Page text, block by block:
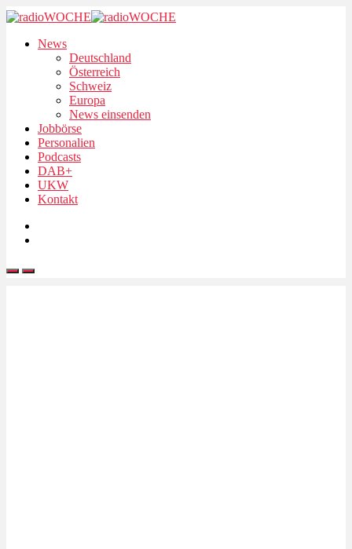
News
Deutschland
Österreich
Schweiz
Europa
News einsenden
Jobbörse
Personalien
Podcasts
DAB+
UKW
Kontakt